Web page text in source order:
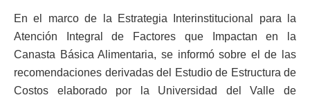
En el marco de la Estrategia Interinstitucional para la
Atención Integral de Factores que Impactan en la
Canasta Básica Alimentaria, se informó sobre el de las
recomendaciones derivadas del Estudio de Estructura de
Costos elaborado por la Universidad del Valle de